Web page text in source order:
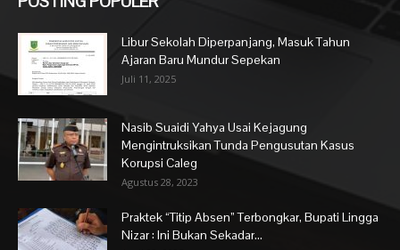
Libur Sekolah Diperpanjang, Masuk Tahun
Ajaran Baru Mundur Sepekan
Juli 11, 2025
Nasib Suaidi Yahya Usai Kejagung
Mengintruksikan Tunda Pengusutan Kasus
Korupsi Caleg
Agustus 28, 2023
Praktek “Titip Absen” Terbongkar, Bupati Lingga
Nizar : Ini Bukan Sekadar...